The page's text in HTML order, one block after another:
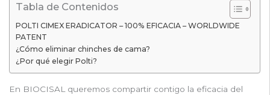
Tabla de Contenidos
POLTI CIMEX ERADICATOR – 100% EFICACIA – WORLDWIDE
PATENT
¿Cómo eliminar chinches de cama?
¿Por qué elegir Polti?
En BIOCISAL queremos compartir contigo la eficacia del